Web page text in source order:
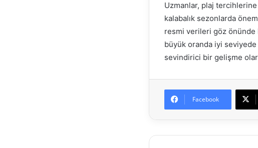
Uzmanlar, plaj
kalabalık sezonlarda
resmi verileri göz önünde
büyük oranda iyi
sevindirici bir gelişme
Facebook